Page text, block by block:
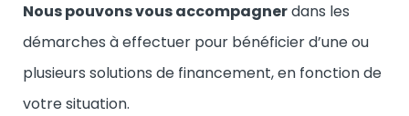
Nous pouvons vous accompagnerdans les
démarches à effectuer pour bénéficier d’une ou
plusieurs solutions de financement, en fonction de
votre situation.